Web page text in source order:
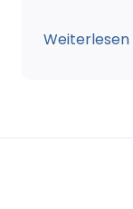
Weiterlesen